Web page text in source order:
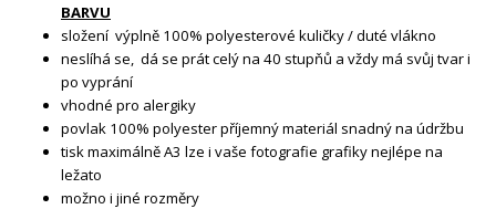
BARVU
složení výplně 100% polyesterové kuličky / duté vlákno
neslíhá se, dá se prát celý na 40 stupňů a vždy má svůj tvar i
po vyprání
vhodné pro alergiky
povlak 100% polyester příjemný materiál snadný na údržbu
tisk maximálně A3 lze i vaše fotografie grafiky nejlépe na
ležato
možno i jiné rozměry